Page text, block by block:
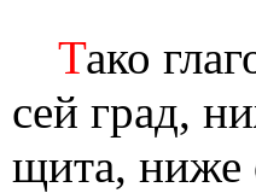
Тако
сей град,
щита, ниже